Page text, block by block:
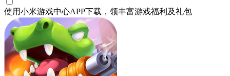
使用小米游戏中心APP下载 ，领丰富游戏福利 及礼包